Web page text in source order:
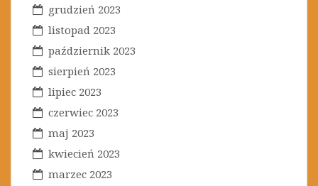
grudzień 2023
listopad 2023
październik 2023
sierpień 2023
lipiec 2023
czerwiec 2023
maj 2023
kwiecień 2023
marzec 2023